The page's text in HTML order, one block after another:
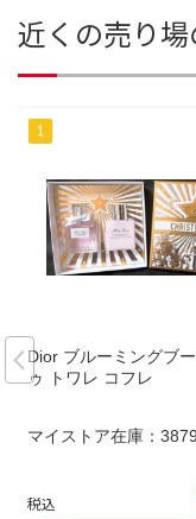
近くの売り
Dior ブルーミングブ
ゥ トワレ コフレ
マイストア在庫： 3879
税込